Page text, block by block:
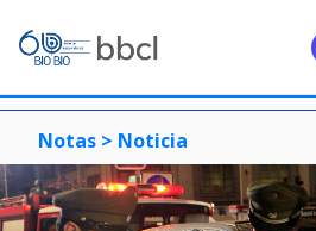
Notas > Noticia